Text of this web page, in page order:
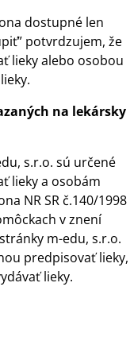
dostupné len
potvrdzujem, že
lieky alebo osobou
na lekársky
s.r.o. sú určené
liekya osobám
NR SR č.140/1998
vznení
m-edu, s.r.o.
predpisovať lieky,
lieky.